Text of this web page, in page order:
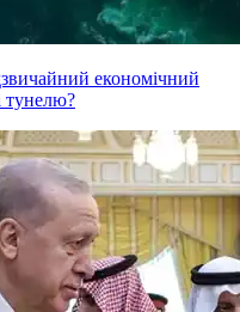
економічний
тунелю?